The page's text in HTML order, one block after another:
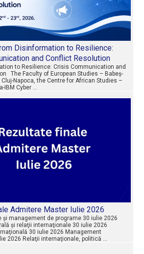
Disinformation to Resilience:
and Conflict Resolution
to Resilience: Crisis Communication and
The Faculty of European Studies – Babeș-
Napoca, the Centre for African Studies –
IBM Cyber …
Admitere Master Iulie 2026
şi management de programe 30 iulie 2026
şi relaţii internaţionale 30 iulie 2026
30 iulie 2026 Management
2026 Relaţii internaţionale, politică …